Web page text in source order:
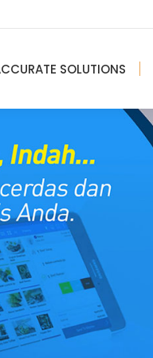
SOLUTIONS